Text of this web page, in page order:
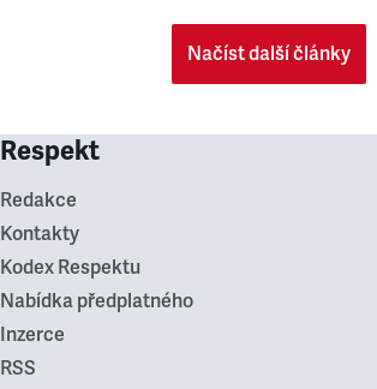
Načíst další články
Respekt
Redakce
Kontakty
Kodex Respektu
Nabídka předplatného
Inzerce
RSS